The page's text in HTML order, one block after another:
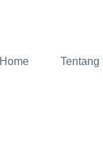
Home Tentang